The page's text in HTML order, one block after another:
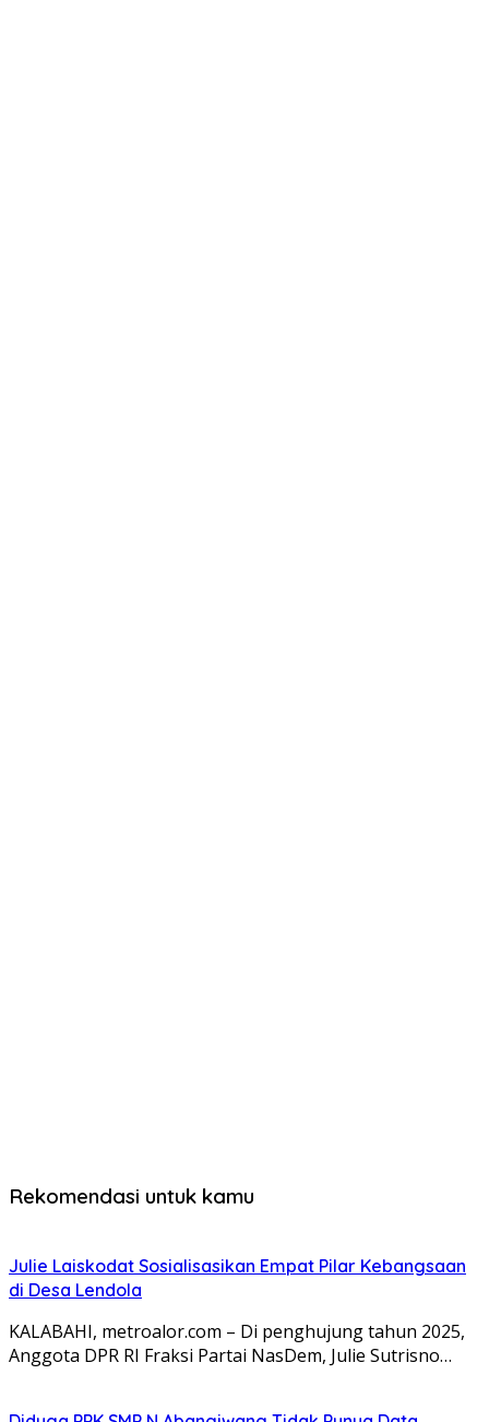
Rekomendasi untuk kamu
Julie Laiskodat Sosialisasikan Empat Pilar Kebangsaan
di Desa Lendola
KALABAHI, metroalor.com – Di penghujung tahun 2025,
Anggota DPR RI Fraksi Partai NasDem, Julie Sutrisno…